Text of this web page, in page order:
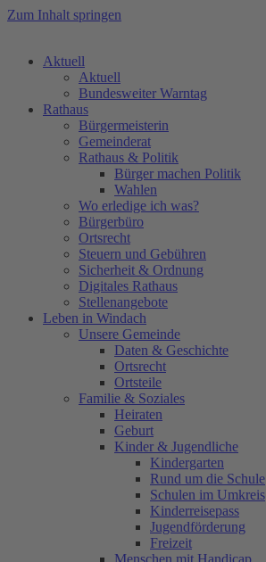
Zum Inhalt springen
Aktuell
Aktuell
Bundesweiter Warntag
Rathaus
Bürgermeisterin
Gemeinderat
Rathaus & Politik
Bürger machen Politik
Wahlen
Wo erledige ich was?
Bürgerbüro
Ortsrecht
Steuern und Gebühren
Sicherheit & Ordnung
Digitales Rathaus
Stellenangebote
Leben in Windach
Unsere Gemeinde
Daten & Geschichte
Ortsrecht
Ortsteile
Familie & Soziales
Heiraten
Geburt
Kinder & Jugendliche
Kindergarten
Rund um die Schule
Schulen im Umkreis
Kinderreisepass
Jugendförderung
Freizeit
Menschen mit Handicap